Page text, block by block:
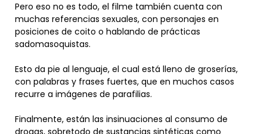
Pero eso no es todo, el filme también cuenta con
muchas referencias sexuales, con personajes en
posiciones de coito o hablando de prácticas
sadomasoquistas.
Esto da pie al lenguaje, el cual está lleno de groserías,
con palabras y frases fuertes, que en muchos casos
recurre a imágenes de parafilias.
Finalmente, están las insinuaciones al consumo de
drogas, sobretodo de sustancias sintéticas como